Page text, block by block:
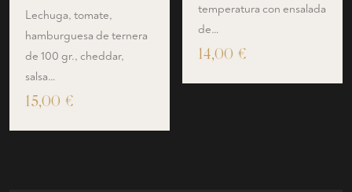
Lechuga, tomate,
hamburguesa de ternera
de 100 gr., cheddar,
salsa…
15,00 €
temperatura con ensalada
de…
14,00 €